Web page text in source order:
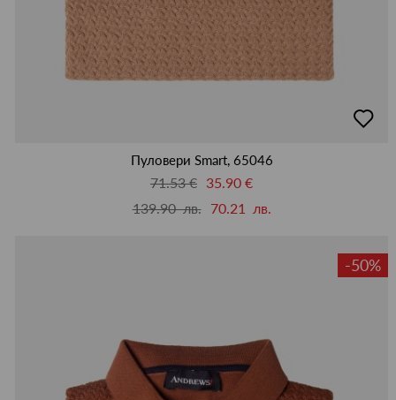
в
Пуловери Smart, 65046
71.53 € 35.90 €
139.90 лв.
70.21 лв.
-50%